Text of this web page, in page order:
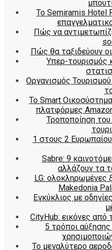
Το Semiramis Hotel
Πώς να
Πώς θα ταξιδεύουν
Υπερ-τουρισμός
Οργανισμός
Το Smart
πλατφόρμες
Τροποποίηση
1 στους 2
Sabre: 9
αλλάζουν τα
LG: ολοκληρωμένες
Makedonia
Εγκύκλιος με
CityHub: εικόνες από
5 τρόποι
Το μεγαλύτερο